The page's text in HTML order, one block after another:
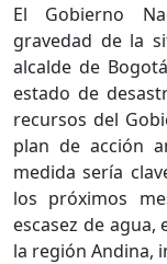
El Gobierno
gravedad de la
alcalde de
estado de
recursos del
plan de acción
medida sería
los próximos
escasez de
la región Andina,